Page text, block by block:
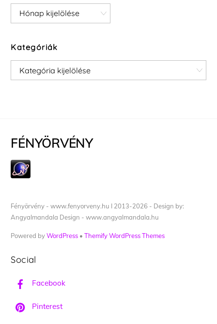
Archívum
Kategóriák
Kategóriák
FÉNYÖRVÉNY
Fényörvény - www.fenyorveny.hu I 2013-2026 - Design by:
Angyalmandala Design - www.angyalmandala.hu
Powered byWordPress •Themify WordPress Themes
Social
Facebook
Pinterest